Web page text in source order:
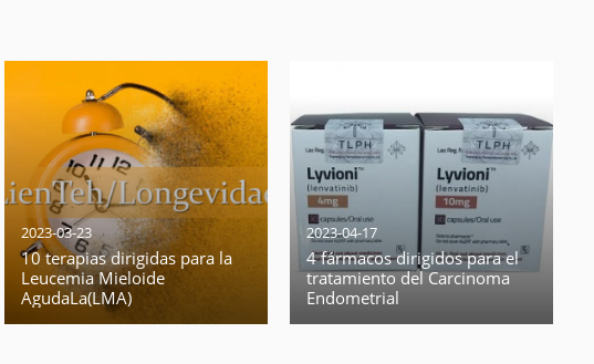
2023-03-23
10 terapias dirigidas para la
Leucemia Mieloide
AgudaLa(LMA)
2023-04-17
4 fármacos dirigidos para el
tratamiento del Carcinoma
Endometrial